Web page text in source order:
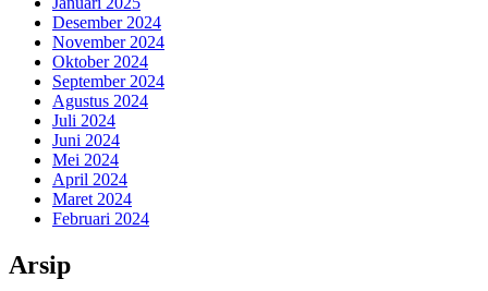
Desember 2024
November 2024
Oktober 2024
September 2024
Agustus 2024
Juli 2024
Juni 2024
Mei 2024
April 2024
Maret 2024
Februari 2024
Arsip